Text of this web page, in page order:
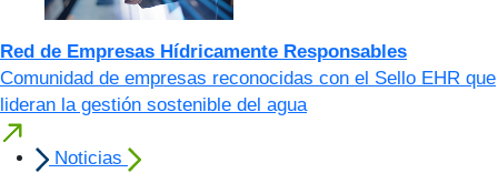
Red de Empresas Hídricamente Responsables
Comunidad de empresas reconocidas con el Sello EHR que
lideran la gestión sostenible del agua
Noticias